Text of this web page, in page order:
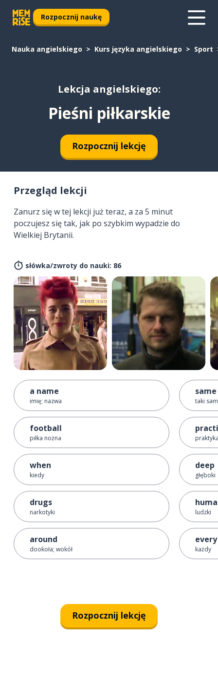
Rozpocznij naukę
Nauka angielskiego Kurs języka angielskiego Sport
Lekcja angielskiego:
Pieśni piłkarskie
Rozpocznij lekcję
Przegląd lekcji
Zanurz się w tej lekcji już teraz, a za 5 minut
poczujesz się tak, jak po szybkim wypadzie do
Wielkiej Brytanii.
słówka/zwroty do nauki: 86
a name
imię; nazwa
football
piłka nożna
when
kiedy
drugs
narkotyki
around
dookoła; wokół
same
taki
deep
głęboki
ludzki
every
każdy
Rozpocznij lekcję